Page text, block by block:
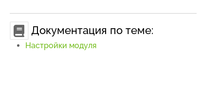
Документация по теме:
Настройки модуля